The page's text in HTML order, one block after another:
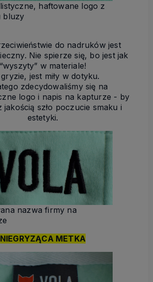
haftowane logo z
bluzy
do nadruków jest
Nie spierze się, bo jest jak
“wyszyty” w materiale!
jest miły w dotyku.
zdecydowaliśmy się na
logo i napis na kapturze - by
jakością szło poczucie smaku i
estetyki.
nazwa firmy na
NIEGRYZĄCA METKA